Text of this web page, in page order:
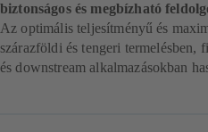
biztonságos és megbízható
Az optimális teljesítményű és
szárazföldi és tengeri termelésben,
és downstream alkalmazásokban